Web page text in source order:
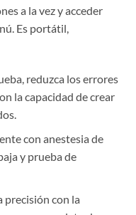
a la vez y acceder
Es portátil,
reduzca los errores
la capacidad de crear
con anestesia de
y prueba de
precisión con la